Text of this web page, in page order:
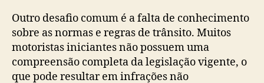
Outro desafio comum é a falta de conhecimento
sobre as normas e regras de trânsito. Muitos
motoristas iniciantes não possuem uma
compreensão completa da legislação vigente, o
que pode resultar em infrações não